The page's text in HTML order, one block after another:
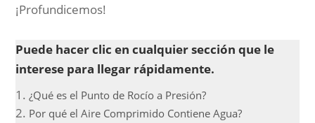
¡Profundicemos!
Puede hacer clic en cualquier sección que le
interese para llegar rápidamente.
¿Qué es el Punto de Rocío a Presión?
Por qué el Aire Comprimido Contiene Agua?